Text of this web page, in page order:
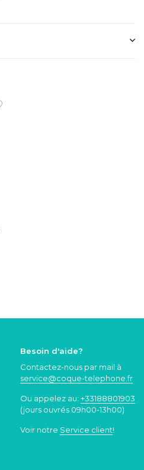
Besoin d'aide?
Contactez-nous par mail à
service@coque-telephone.fr
Ou appelez au: +33188801903
(jours ouvrés 09h00-13h00)
Voir notre Service client!